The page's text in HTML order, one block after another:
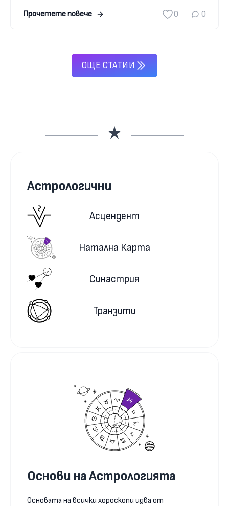
Прочетете повече 0 0
ОЩЕ СТАТИИ
Астрологични
Асцендент
Натална Карта
Синастрия
Транзити
Основи на Астрологията
Основата на всички хороскопи идва от